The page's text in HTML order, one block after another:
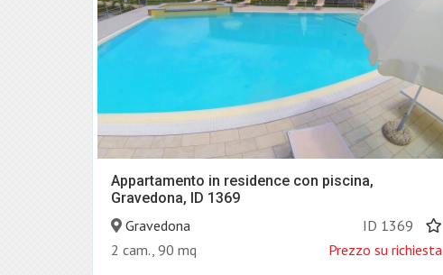
Appartamento in residence con piscina,
Gravedona, ID 1369
Gravedona
ID 1369
2 cam., 90 mq
Prezzo su richiesta